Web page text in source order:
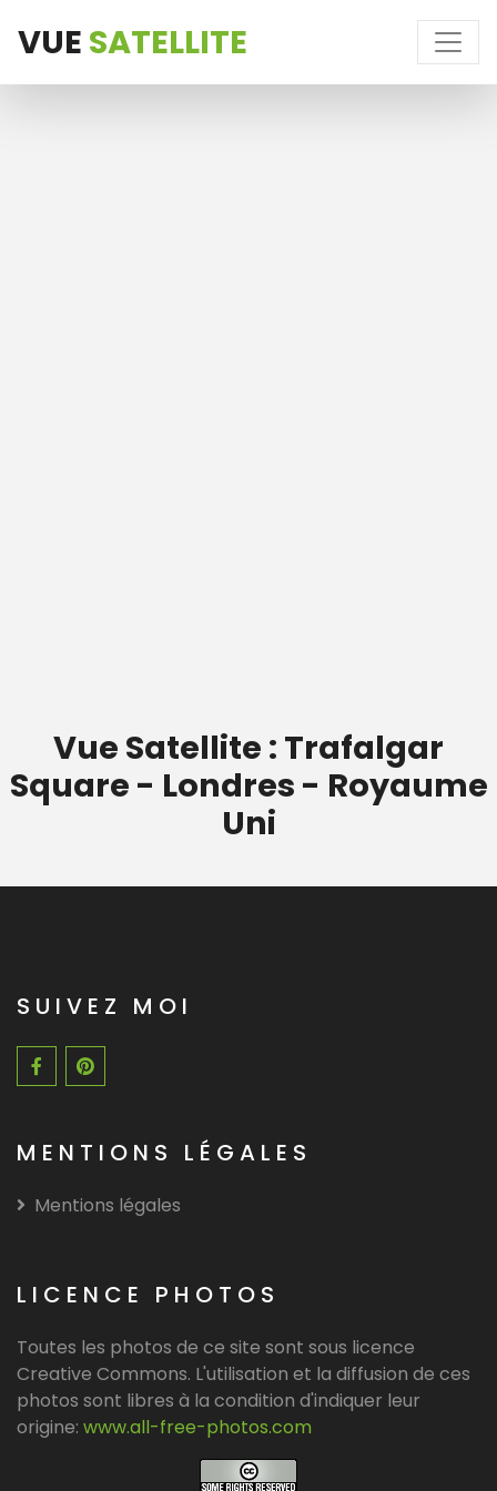
VUE SATELLITE
Vue Satellite : Trafalgar
Square - Londres - Royaume
Uni
SUIVEZ MOI
MENTIONS LÉGALES
Mentions légales
LICENCE PHOTOS
Toutes les photos de ce site sont sous licence
Creative Commons. L'utilisation et la diffusion de ces
photos sont libres à la condition d'indiquer leur
origine: www.all-free-photos.com